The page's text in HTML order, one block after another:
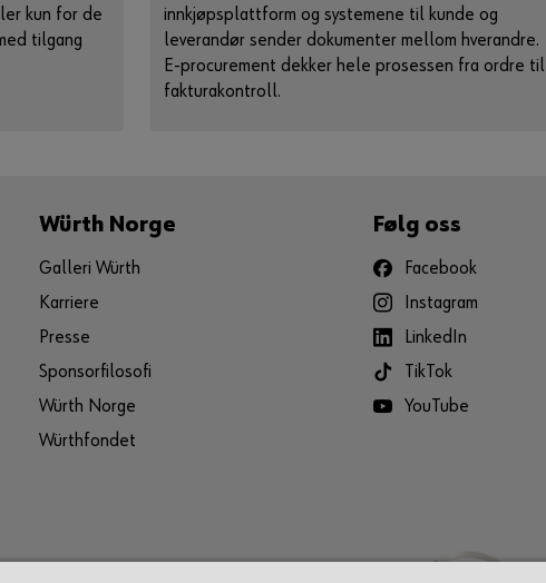
kun for de
tilgang
innkjøpsplattform og systemene til kunde og
leverandør sender dokumenter mellom hverandre.
E-procurement dekker hele prosessen fra ordre til
fakturakontroll.
Würth Norge
Galleri Würth
Karriere
Presse
Sponsorfilosofi
Würth Norge
Würthfondet
Følg oss
Facebook
Instagram
LinkedIn
TikTok
YouTube